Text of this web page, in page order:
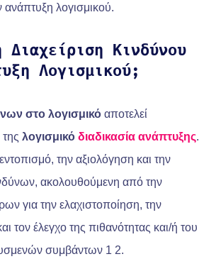
ανάπτυξη λογισμικού.
Κινδύνου
Λογισμικού;
στο λογισμικό αποτελεί
λογισμικό διαδικασία ανάπτυξης.
την αξιολόγηση και την
ακολουθούμενη από την
για την ελαχιστοποίηση, την
τον έλεγχο της πιθανότητας και/ή του
συμβάντων 1 2.